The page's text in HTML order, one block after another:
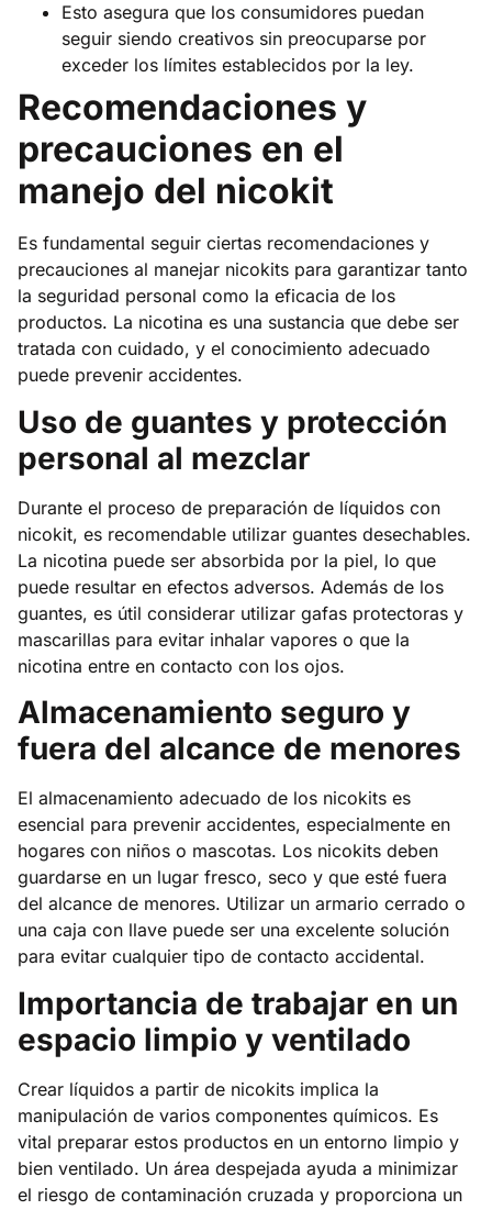
Esto asegura que los consumidores puedan
seguir siendo creativos sin preocuparse por
exceder los límites establecidos por la ley.
Recomendaciones y
precauciones en el
manejo del nicokit
Es fundamental seguir ciertas recomendaciones y
precauciones al manejar nicokits para garantizar tanto
la seguridad personal como la eficacia de los
productos. La nicotina es una sustancia que debe ser
tratada con cuidado, y el conocimiento adecuado
puede prevenir accidentes.
Uso de guantes y protección
personal al mezclar
Durante el proceso de preparación de líquidos con
nicokit, es recomendable utilizar guantes desechables.
La nicotina puede ser absorbida por la piel, lo que
puede resultar en efectos adversos. Además de los
guantes, es útil considerar utilizar gafas protectoras y
mascarillas para evitar inhalar vapores o que la
nicotina entre en contacto con los ojos.
Almacenamiento seguro y
fuera del alcance de menores
El almacenamiento adecuado de los nicokits es
esencial para prevenir accidentes, especialmente en
hogares con niños o mascotas. Los nicokits deben
guardarse en un lugar fresco, seco y que esté fuera
del alcance de menores. Utilizar un armario cerrado o
una caja con llave puede ser una excelente solución
para evitar cualquier tipo de contacto accidental.
Importancia de trabajar en un
espacio limpio y ventilado
Crear líquidos a partir de nicokits implica la
manipulación de varios componentes químicos. Es
vital preparar estos productos en un entorno limpio y
bien ventilado. Un área despejada ayuda a minimizar
el riesgo de contaminación cruzada y proporciona un